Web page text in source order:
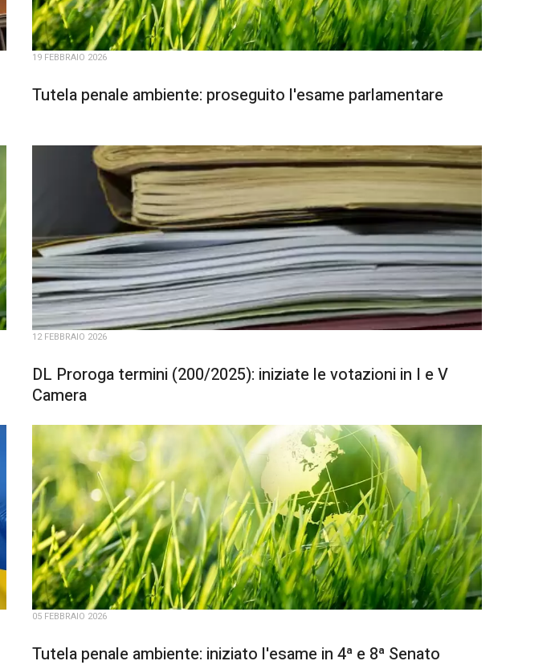
19 FEBBRAIO 2026
Tutela penale ambiente: proseguito l'esame parlamentare
12 FEBBRAIO 2026
DL Proroga termini (200/2025): iniziate le votazioni in I e V
Camera
05 FEBBRAIO 2026
Tutela penale ambiente: iniziato l'esame in 4ª e 8ª Senato